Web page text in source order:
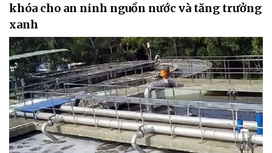
khóa cho an ninh nguồn nước và tăng trưởng
xanh